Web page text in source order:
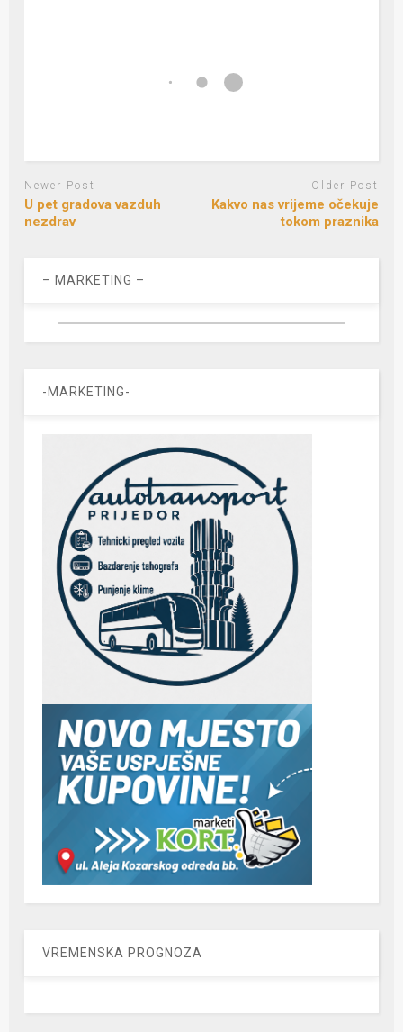
Newer Post
U pet gradova vazduh
nezdrav
Older Post
Kakvo nas vrijeme očekuje
tokom praznika
– MARKETING –
-MARKETING-
VREMENSKA PROGNOZA